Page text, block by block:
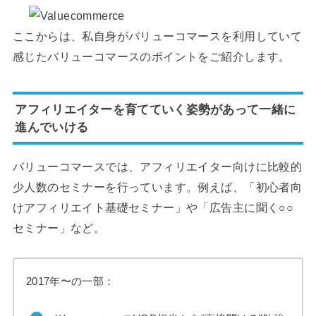
ここからは、私自身がバリューコマースを利用していて
感じたバリューコマースのポイントをご紹介します。
アフィリエイターを育てていく姿勢があって一緒に
進んでいける
バリューコマースでは、アフィリエイター向けに比較的
少人数のセミナーを行っています。例えば、「初心者向
けアフィリエイト基礎セミナー」や「広告主に聞く○○
セミナー」など。
2017年〜の一部：